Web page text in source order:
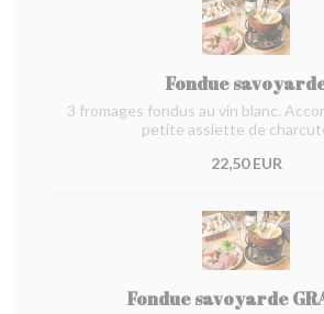
Fondue
3 fromages fondus au vin blanc.
petite assiette de
22,50 EUR
Fondue savoyarde